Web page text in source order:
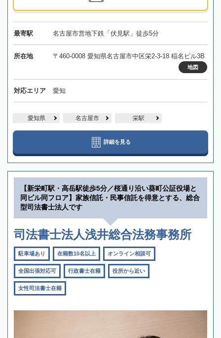
最寄駅 名古屋市営地下鉄「伏見駅」徒歩5分
所在地 〒460-0008 愛知県名古屋市中区栄2-3-18 稲名ビル3B
地図
対応エリア 愛知
愛知県 名古屋市 栄駅
詳細を見る
【新栄町駅・高岳駅徒歩5分／桜通り沿い葵町公証役場と
同ビル同フロア】家族信託・民事信託を得意とする、総合
型司法書士法人です
司法書士法人浅井総合法務事務所
駐車場あり 在籍数10名以上 オンライン相談可
全国出張対応可 行政書士在籍 役所から近い
女性司法書士在籍